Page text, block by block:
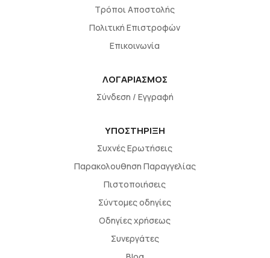
Τρόποι Αποστολής
Πολιτική Επιστροφών
Επικοινωνία
ΛΟΓΑΡΙΑΣΜΟΣ
Σύνδεση / Εγγραφή
ΥΠΟΣΤΗΡΙΞΗ
Συχνές Ερωτήσεις
Παρακολουθηση Παραγγελίας
Πιστοποιήσεις
Σύντομες οδηγίες
Οδηγίες χρήσεως
Συνεργάτες